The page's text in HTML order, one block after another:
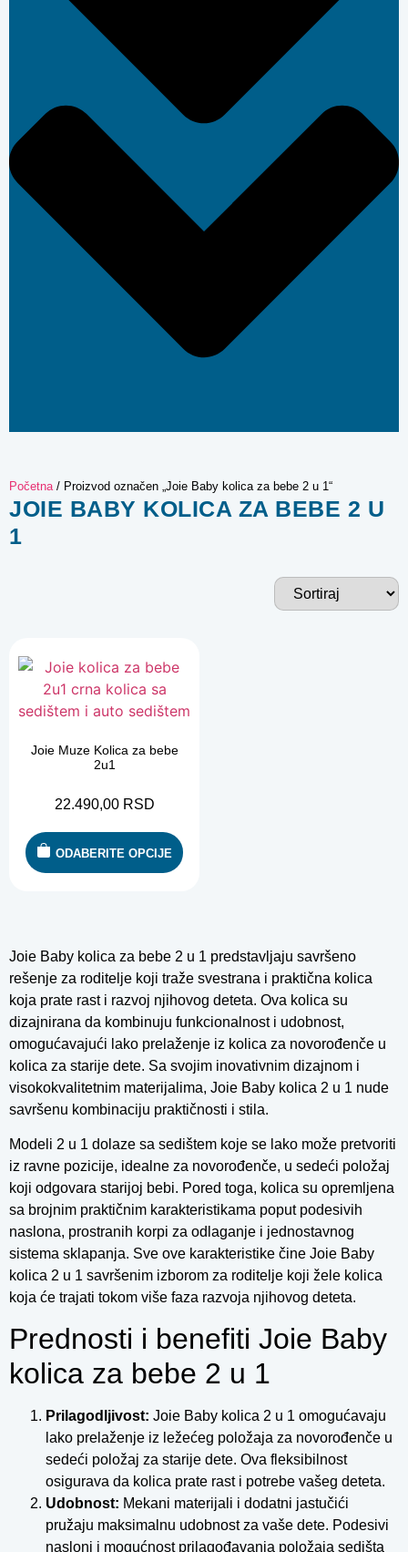
Početna / Proizvod označen „Joie Baby kolica za bebe 2 u 1“
JOIE BABY KOLICA ZA BEBE 2 U
1
Joie Muze Kolica za bebe
2u1
22.490,00 RSD
ODABERITE OPCIJE
Joie Baby kolica za bebe 2 u 1 predstavljaju savršeno
rešenje za roditelje koji traže svestrana i praktična kolica
koja prate rast i razvoj njihovog deteta. Ova kolica su
dizajnirana da kombinuju funkcionalnost i udobnost,
omogućavajući lako prelaženje iz kolica za novorođenče u
kolica za starije dete. Sa svojim inovativnim dizajnom i
visokokvalitetnim materijalima, Joie Baby kolica 2 u 1 nude
savršenu kombinaciju praktičnosti i stila.
Modeli 2 u 1 dolaze sa sedištem koje se lako može pretvoriti
iz ravne pozicije, idealne za novorođenče, u sedeći položaj
koji odgovara starijoj bebi. Pored toga, kolica su opremljena
sa brojnim praktičnim karakteristikama poput podesivih
naslona, prostranih korpi za odlaganje i jednostavnog
sistema sklapanja. Sve ove karakteristike čine Joie Baby
kolica 2 u 1 savršenim izborom za roditelje koji žele kolica
koja će trajati tokom više faza razvoja njihovog deteta.
Prednosti i benefiti Joie Baby
kolica za bebe 2 u 1
Prilagodljivost: Joie Baby kolica 2 u 1 omogućavaju
lako prelaženje iz ležećeg položaja za novorođenče u
sedeći položaj za starije dete. Ova fleksibilnost
osigurava da kolica prate rast i potrebe vašeg deteta.
Udobnost: Mekani materijali i dodatni jastučići
pružaju maksimalnu udobnost za vaše dete. Podesivi
nasloni i mogućnost prilagođavanja položaja sedišta